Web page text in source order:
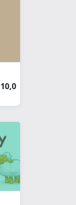
10,0